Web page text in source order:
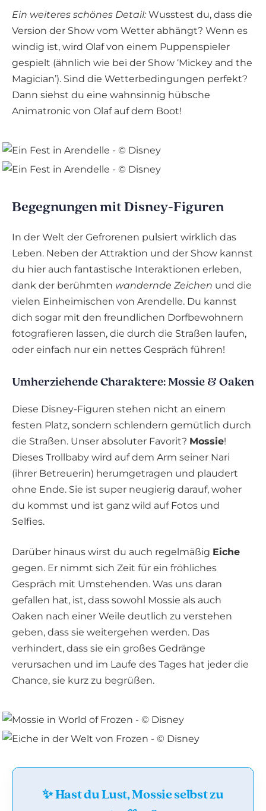
Ein weiteres schönes Detail:Wusstest du, dass die
Version der Show vom Wetter abhängt? Wenn es
windig ist, wird Olaf von einem Puppenspieler
gespielt (ähnlich wie bei der Show ‘Mickey and the
Magician’). Sind die Wetterbedingungen perfekt?
Dann siehst du eine wahnsinnig hübsche
Animatronic von Olaf auf dem Boot!
Begegnungen mit Disney-Figuren
In der Welt der Gefrorenen pulsiert wirklich das
Leben. Neben der Attraktion und der Show kannst
du hier auch fantastische Interaktionen erleben,
dank der berühmten wandernde Zeichen und die
vielen Einheimischen von Arendelle. Du kannst
dich sogar mit den freundlichen Dorfbewohnern
fotografieren lassen, die durch die Straßen laufen,
oder einfach nur ein nettes Gespräch führen!
Umherziehende Charaktere: Mossie & Oaken
Diese Disney-Figuren stehen nicht an einem
festen Platz, sondern schlendern gemütlich durch
die Straßen. Unser absoluter Favorit? Mossie!
Dieses Trollbaby wird auf dem Arm seiner Nari
(ihrer Betreuerin) herumgetragen und plaudert
ohne Ende. Sie ist super neugierig darauf, woher
du kommst und ist ganz wild auf Fotos und
Selfies.
Darüber hinaus wirst du auch regelmäßig Eiche
gegen. Er nimmt sich Zeit für ein fröhliches
Gespräch mit Umstehenden. Was uns daran
gefallen hat, ist, dass sowohl Mossie als auch
Oaken nach einer Weile deutlich zu verstehen
geben, dass sie weitergehen werden. Das
verhindert, dass sie ein großes Gedränge
verursachen und im Laufe des Tages hat jeder die
Chance, sie kurz zu begrüßen.
✨ Hast du Lust, Mossie selbst zu